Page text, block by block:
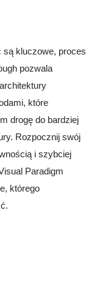
kluczowe, proces
pozwala
które
drogę do bardziej
Rozpocznij swój
i szybciej
Paradigm
którego